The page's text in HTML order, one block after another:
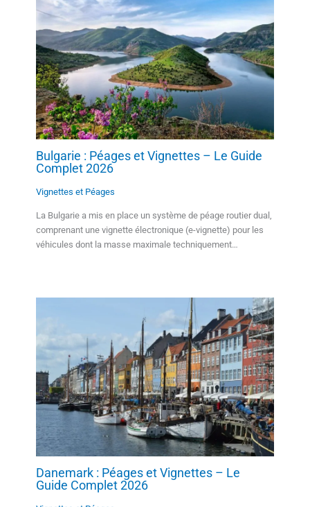
Bulgarie : Péages et Vignettes – Le Guide
Complet 2026
Vignettes et Péages
La Bulgarie a mis en place un système de péage routier dual,
comprenant une vignette électronique (e-vignette) pour les
véhicules dont la masse maximale techniquement…
Danemark : Péages et Vignettes – Le
Guide Complet 2026